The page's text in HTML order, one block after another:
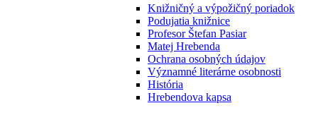
Knižničný a výpožičný poriadok
Podujatia knižnice
Profesor Štefan Pasiar
Matej Hrebenda
Ochrana osobných údajov
Významné literárne osobnosti
História
Hrebendova kapsa